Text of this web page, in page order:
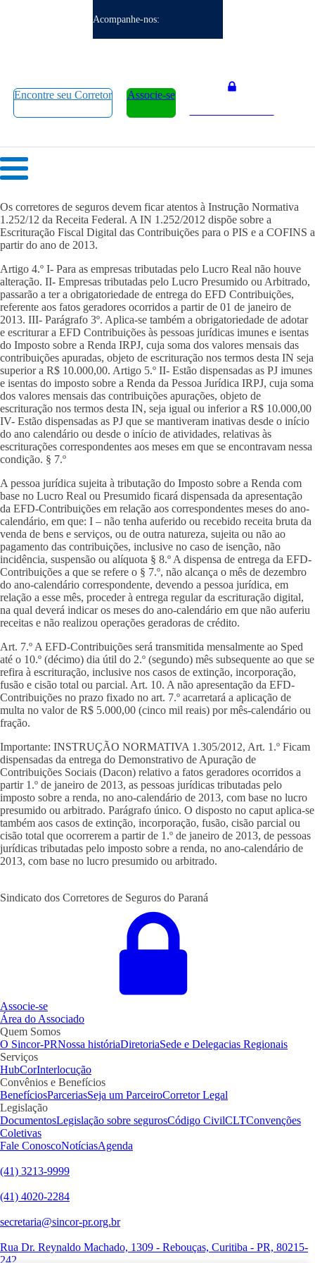
Acompanhe-nos:
Encontre seu Corretor
Associe-se
Os corretores de seguros devem ficar atentos à Instrução Normativa
1.252/12 da Receita Federal. A IN 1.252/2012 dispõe sobre a
Escrituração Fiscal Digital das Contribuições para o PIS e a COFINS a
partir do ano de 2013.
Artigo 4.º I- Para as empresas tributadas pelo Lucro Real não houve
alteração. II- Empresas tributadas pelo Lucro Presumido ou Arbitrado,
passarão a ter a obrigatoriedade de entrega do EFD Contribuições,
referente aos fatos geradores ocorridos a partir de 01 de janeiro de
2013. III- Parágrafo 3º. Aplica-se também a obrigatoriedade de adotar
e escriturar a EFD Contribuições às pessoas jurídicas imunes e isentas
do Imposto sobre a Renda IRPJ, cuja soma dos valores mensais das
contribuições apuradas, objeto de escrituração nos termos desta IN seja
superior a R$ 10.000,00. Artigo 5.º II- Estão dispensadas as PJ imunes
e isentas do imposto sobre a Renda da Pessoa Jurídica IRPJ, cuja soma
dos valores mensais das contribuições apurações, objeto de
escrituração nos termos desta IN, seja igual ou inferior a R$ 10.000,00
IV- Estão dispensadas as PJ que se mantiveram inativas desde o início
do ano calendário ou desde o início de atividades, relativas às
escriturações correspondentes aos meses em que se encontravam nessa
condição. § 7.º
A pessoa jurídica sujeita à tributação do Imposto sobre a Renda com
base no Lucro Real ou Presumido ficará dispensada da apresentação
da EFD-Contribuições em relação aos correspondentes meses do ano-
calendário, em que: I – não tenha auferido ou recebido receita bruta da
venda de bens e serviços, ou de outra natureza, sujeita ou não ao
pagamento das contribuições, inclusive no caso de isenção, não
incidência, suspensão ou alíquota § 8.º A dispensa de entrega da EFD-
Contribuições a que se refere o § 7.º, não alcança o mês de dezembro
do ano-calendário correspondente, devendo a pessoa jurídica, em
relação a esse mês, proceder à entrega regular da escrituração digital,
na qual deverá indicar os meses do ano-calendário em que não auferiu
receitas e não realizou operações geradoras de crédito.
Art. 7.º A EFD-Contribuições será transmitida mensalmente ao Sped
até o 10.º (décimo) dia útil do 2.º (segundo) mês subsequente ao que se
refira à escrituração, inclusive nos casos de extinção, incorporação,
fusão e cisão total ou parcial. Art. 10. A não apresentação da EFD-
Contribuições no prazo fixado no art. 7.º acarretará a aplicação de
multa no valor de R$ 5.000,00 (cinco mil reais) por mês-calendário ou
fração.
Importante: INSTRUÇÃO NORMATIVA 1.305/2012, Art. 1.º Ficam
dispensadas da entrega do Demonstrativo de Apuração de
Contribuições Sociais (Dacon) relativo a fatos geradores ocorridos a
partir 1.º de janeiro de 2013, as pessoas jurídicas tributadas pelo
imposto sobre a renda, no ano-calendário de 2013, com base no lucro
presumido ou arbitrado. Parágrafo único. O disposto no caput aplica-se
também aos casos de extinção, incorporação, fusão, cisão parcial ou
cisão total que ocorrerem a partir de 1.º de janeiro de 2013, de pessoas
jurídicas tributadas pelo imposto sobre a renda, no ano-calendário de
2013, com base no lucro presumido ou arbitrado.
Sindicato dos Corretores de Seguros do Paraná
Associe-se
Área do Associado
Quem Somos
O Sincor-PRNossa históriaDiretoriaSede e Delegacias Regionais
Serviços
HubCorInterlocução
Convênios e Benefícios
BenefíciosParceriasSeja um ParceiroCorretor Legal
Legislação
DocumentosLegislação sobre segurosCódigo CivilCLTConvenções
Coletivas
Fale ConoscoNotíciasAgenda
(41) 3213-9999
(41) 4020-2284
secretaria@sincor-pr.org.br
Rua Dr. Reynaldo Machado, 1309 - Rebouças, Curitiba - PR, 80215-
242